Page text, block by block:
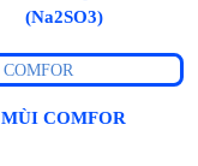
(Na2SO3)
MÙI COMFOR